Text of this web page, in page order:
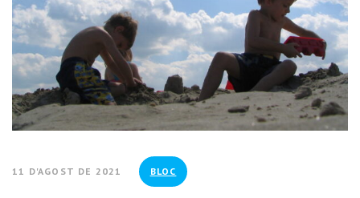
11 D'AGOST DE 2021 BLOC